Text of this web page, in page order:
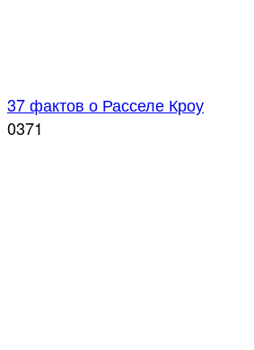
37 фактов о Расселе Кроу
0371